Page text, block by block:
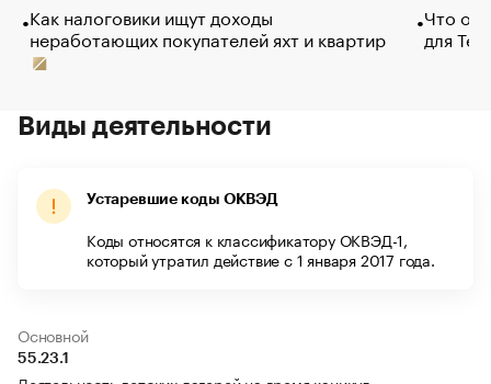
Как налоговики ищут доходы
неработающих покупателей яхт и квартир
Что
для
Виды деятельности
Устаревшие коды ОКВЭД
Коды относятся к классификатору ОКВЭД-1,
который утратил действие с 1 января 2017 года.
Основной
55.23.1